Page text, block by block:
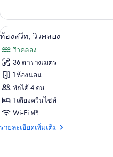
ห้อง
มุม
เกี่ยว
กับ
ห้อง
เนียร์
สวี
ท,
ห้อง
มุม
เปิด
ภาพถ่าย
ทั้งหมด
ของ
ห้อง
สวีท,
วิว
คลอง
8
ห้องสวีท, วิวคลอง
วิวคลอง
36 ตารางเมตร
1 ห้องนอน
พักได้ 4 คน
1 เตียงควีนไซส์
Wi-Fi ฟรี
รายละเอียดเพิ่มเติม
ราย